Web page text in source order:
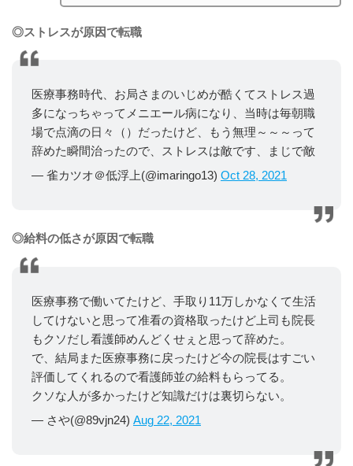
◎ストレスが原因で転職
医療事務時代、お局さまのいじめが酷くてストレス過
多になっちゃってメニエール病になり、当時は毎朝職
場で点滴の日々（）だったけど、もう無理～～～って
辞めた瞬間治ったので、ストレスは敵です、まじで敵
— 雀カツオ＠低浮上(@imaringo13) Oct 28, 2021
◎給料の低さが原因で転職
医療事務で働いてたけど、手取り11万しかなくて生活
してけないと思って准看の資格取ったけど上司も院長
もクソだし看護師めんどくせぇと思って辞めた。
で、結局また医療事務に戻ったけど今の院長はすごい
評価してくれるので看護師並の給料もらってる。
クソな人が多かったけど知識だけは裏切らない。
— さや(@89vjn24) Aug 22, 2021